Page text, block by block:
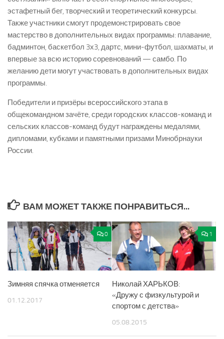
эстафетный бег, творческий и теоретический конкурсы.
Также участники смогут продемонстрировать свое
мастерство в дополнительных видах программы: плавание,
бадминтон, баскетбол 3х3, дартс, мини-футбол, шахматы, и
впервые за всю историю соревнований — самбо. По
желанию дети могут участвовать в дополнительных видах
программы.
Победители и призёры всероссийского этапа в
общекомандном зачёте, среди городских классов-команд и
сельских классов-команд будут награждены медалями,
дипломами, кубками и памятными призами Минобрнауки
России.
ВАМ МОЖЕТ ТАКЖЕ ПОНРАВИТЬСЯ...
0
Зимняя спячка отменяется
01.12.2017
1
Николай ХАРЬКОВ:
«Дружу с физкультурой и
спортом с детства»
05.08.2015